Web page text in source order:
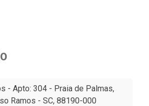
- Apto: 304 - Praia de Palmas,
Ramos - SC, 88190-000